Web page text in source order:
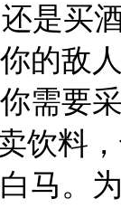
是买
的敌
需要
饮料
马。